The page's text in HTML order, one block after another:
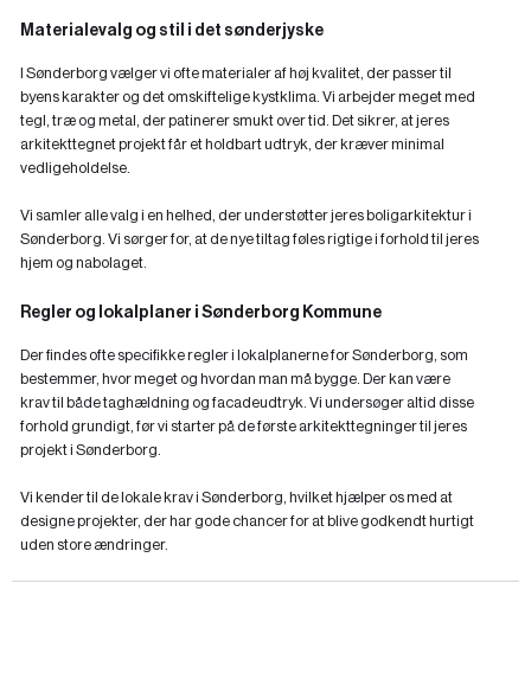
Materialevalg og stil i det sønderjyske
I Sønderborg vælger vi ofte materialer af høj kvalitet, der passer til
byens karakter og det omskiftelige kystklima. Vi arbejder meget med
tegl, træ og metal, der patinerer smukt over tid. Det sikrer, at jeres
arkitekttegnet projekt får et holdbart udtryk, der kræver minimal
vedligeholdelse.
Vi samler alle valg i en helhed, der understøtter jeres boligarkitektur i
Sønderborg. Vi sørger for, at de nye tiltag føles rigtige i forhold til jeres
hjem og nabolaget.
Regler og lokalplaner i Sønderborg Kommune
Der findes ofte specifikke regler i lokalplanerne for Sønderborg, som
bestemmer, hvor meget og hvordan man må bygge. Der kan være
krav til både taghældning og facadeudtryk. Vi undersøger altid disse
forhold grundigt, før vi starter på de første arkitekttegninger til jeres
projekt i Sønderborg.
Vi kender til de lokale krav i Sønderborg, hvilket hjælper os med at
designe projekter, der har gode chancer for at blive godkendt hurtigt
uden store ændringer.